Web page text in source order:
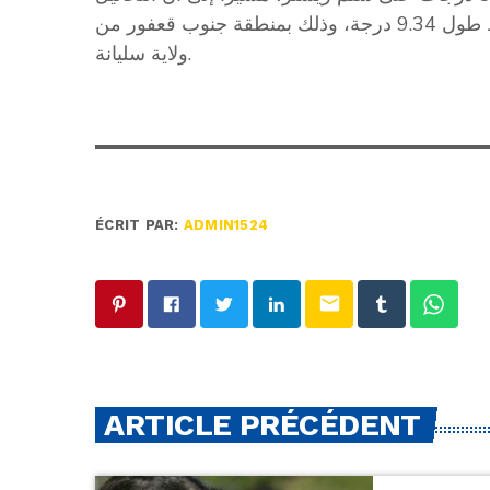
الأولية حددت مركزها عند خط عرض 36.21 درجة وخط طول 9.34 درجة، وذلك بمنطقة جنوب قعفور من
ولاية سليانة.
ÉCRIT PAR: ADMIN1524
email
ARTICLE PRÉCÉDENT